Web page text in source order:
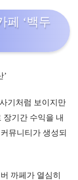
페 ‘백두
기처럼 보이지만
장기간 수익을 내
뮤니티가 생성되
까페가 열심히